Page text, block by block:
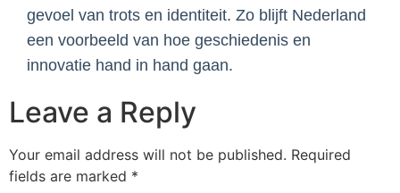
gevoel van trots en identiteit. Zo blijft Nederland
een voorbeeld van hoe geschiedenis en
innovatie hand in hand gaan.
Leave a Reply
Your email address will not be published. Required
fields are marked *